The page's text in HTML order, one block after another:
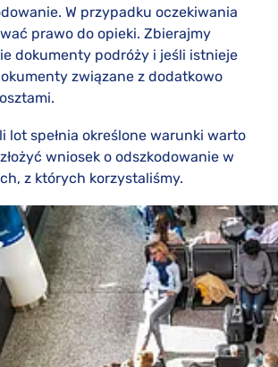
W przypadku oczekiwania
prawo do opieki. Zbierajmy
dokumenty podróży i jeśli istnieje
związane z dodatkowo
lot spełnia określone warunki warto
wniosek o odszkodowanie w
z których korzystaliśmy.